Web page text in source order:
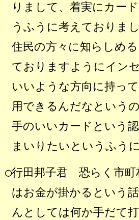
りまして、着実にカー
うふうに考えておりま
住民の方々に知らしめ
ておりますようにイン
いいような方向に持っ
用できるんだなという
手のいいカードという
まいりたいというふう
○行田邦子君 恐らく市町
はお金が掛かるという
んとしては何か手だて